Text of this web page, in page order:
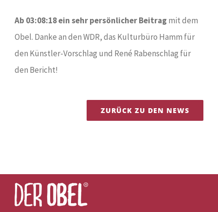
Ab 03:08:18 ein sehr persönlicher Beitrag mit dem
Obel. Danke an den WDR, das Kulturbüro Hamm für
den Künstler-Vorschlag und René Rabenschlag für
den Bericht!
ZURÜCK ZU DEN NEWS